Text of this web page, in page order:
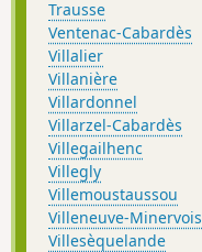
Trausse
Ventenac-Cabardès
Villalier
Villanière
Villardonnel
Villarzel-Cabardès
Villegailhenc
Villegly
Villemoustaussou
Villeneuve-Minervois
Villesèquelande